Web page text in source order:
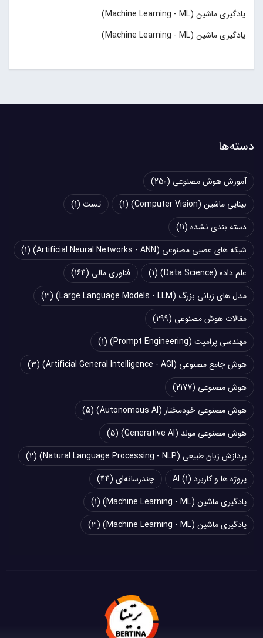
یادگیری ماشین (Machine Learning - ML)
یادگیری ماشین (Machine Learning - ML)
دسته‌ها
آموزش هوش مصنوعی (250)
بینایی ماشین (Computer Vision)
(1) تست (1)
دسته بندی نشده (11)
شبکه های عصبی مصنوعی (Artificial Neural Networks - ANN)
(1)
علم داده (Data Science)
(1) فناوری مالی (164)
مدل های زبانی بزرگ (Large Language Models - LLM)
(3)
مقالات هوش مصنوعی (299)
مهندسی پرامپت (Prompt Engineering)
(1)
هوش جامع مصنوعی (Artificial General Intelligence - AGI)
(3)
هوش مصنوعی (2177)
هوش مصنوعی خودمختار (Autonomous AI)
(5)
هوش مصنوعی مولد (Generative AI)
(5)
پردازش زبان طبیعی (Natural Language Processing - NLP)
(2)
پروژه ها و کاربرد AI (1) چند‌‌رسانه‌ای (44)
یادگیری ماشین (Machine Learning - ML)
(1)
یادگیری ماشین (Machine Learning - ML)
(3)